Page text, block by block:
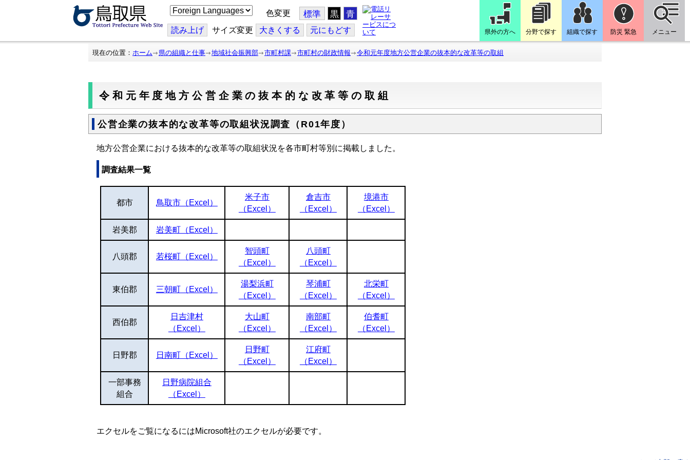
こ
の
ジ
を
翻
色変更 標準 黒 青
読み上げ サイズ変更 大きくする 元にもどす 県外の方へ 分野で探す 組織で探す 防災 緊急 メニュー
現在の位置： ホーム 県の組織と仕事 地域社会振興部 市町村課 市町村の財政情報 令和元年度地方公営企業の抜本的な改革等の取組
令和元年度地方公営企業の抜本的な改革等の取組
公営企業の抜本的な改革等の取組状況調査（R01年度）
地方公営企業における抜本的な改革等の取組状況を各市町村等別に掲載しました。
調査結果一覧
都市 鳥取市（Excel）
米子市
（Excel）
倉吉市
（Excel）
境港市
（Excel）
岩美郡 岩美町（Excel）
八頭郡 若桜町（Excel）
智頭町
（Excel）
八頭町
（Excel）
東伯郡 三朝町（Excel）
湯梨浜町
（Excel）
琴浦町
（Excel）
北栄町
（Excel）
西伯郡
日吉津村
（Excel）
大山町
（Excel）
南部町
（Excel）
伯耆町
（Excel）
日野郡 日南町（Excel）
日野町
（Excel）
江府町
（Excel）
一部事務
組合
日野病院組合
（Excel）
エクセルをご覧になるにはMicrosoft社のエクセルが必要です。